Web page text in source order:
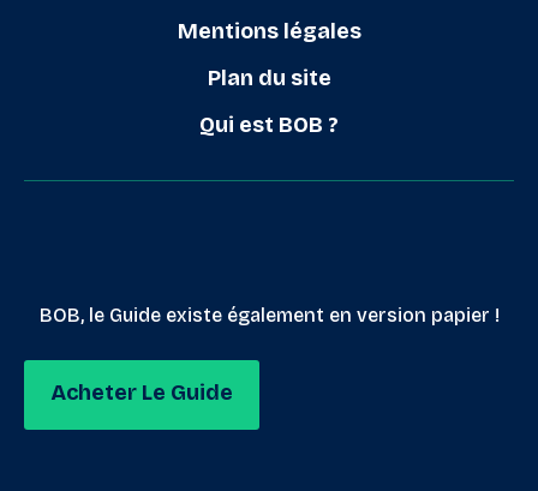
Mentions légales
Plan du site
Qui est BOB ?
BOB, le Guide existe également en version papier !
Acheter Le Guide